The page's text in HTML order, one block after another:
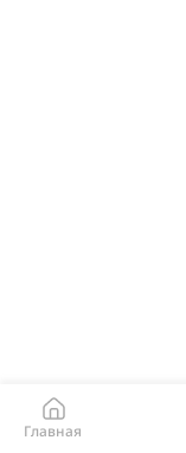
Главная